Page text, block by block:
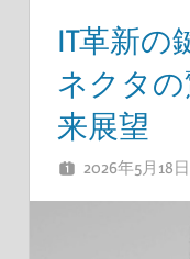
IT革新の
ネクタ
来展望
2026年5月18日